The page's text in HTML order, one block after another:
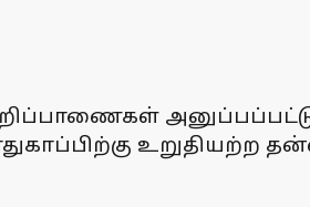
உறுதியற்ற